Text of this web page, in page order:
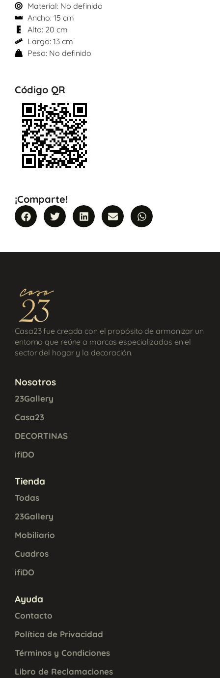
Material: No definido
Ancho: 15 cm
Alto: 20 cm
Largo: 13 cm
Peso: No definido
Código QR
¡Comparte!
Casa23 fue creada con el propósito de armonizar un
entorno que reúne a marcas especializadas en el
sector del hogar y la decoración.
Nosotros
23Gallery
Casa23
DECORTINAS
ifiDO
Tienda
Todas
23Gallery
Mobiliario
Cuadros
ifiDO
Ayuda
Contacto
Política de Privacidad
Términos y Condiciones
Libro de Reclamaciones